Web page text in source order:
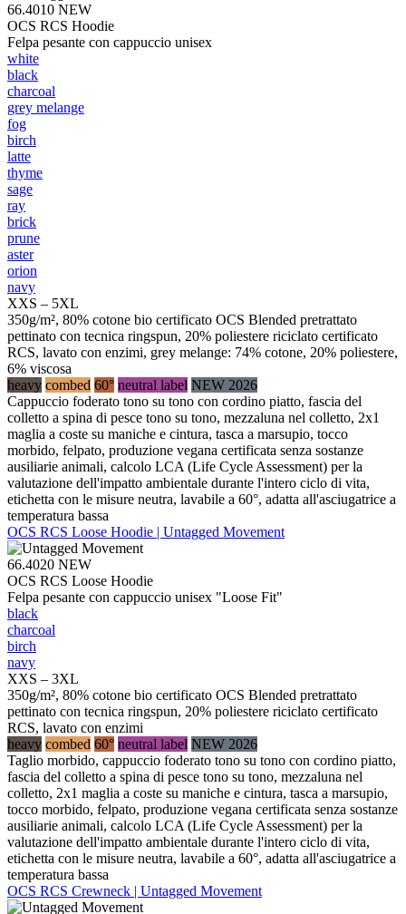
66.4010 NEW
OCS RCS Hoodie
Felpa pesante con cappuccio unisex
white
black
charcoal
grey melange
fog
birch
latte
thyme
sage
ray
brick
prune
aster
orion
navy
XXS – 5XL
350g/m², 80% cotone bio certificato OCS Blended pretrattato
pettinato con tecnica ringspun, 20% poliestere riciclato certificato
RCS, lavato con enzimi, grey melange: 74% cotone, 20% poliestere,
6% viscosa
heavy combed 60° neutral label NEW 2026
Cappuccio foderato tono su tono con cordino piatto, fascia del
colletto a spina di pesce tono su tono, mezzaluna nel colletto, 2x1
maglia a coste su maniche e cintura, tasca a marsupio, tocco
morbido, felpato, produzione vegana certificata senza sostanze
ausiliarie animali, calcolo LCA (Life Cycle Assessment) per la
valutazione dell'impatto ambientale durante l'intero ciclo di vita,
etichetta con le misure neutra, lavabile a 60°, adatta all'asciugatrice a
temperatura bassa
OCS RCS Loose Hoodie | Untagged Movement
66.4020 NEW
OCS RCS Loose Hoodie
Felpa pesante con cappuccio unisex "Loose Fit"
black
charcoal
birch
navy
XXS – 3XL
350g/m², 80% cotone bio certificato OCS Blended pretrattato
pettinato con tecnica ringspun, 20% poliestere riciclato certificato
RCS, lavato con enzimi
heavy combed 60° neutral label NEW 2026
Taglio morbido, cappuccio foderato tono su tono con cordino piatto,
fascia del colletto a spina di pesce tono su tono, mezzaluna nel
colletto, 2x1 maglia a coste su maniche e cintura, tasca a marsupio,
tocco morbido, felpato, produzione vegana certificata senza sostanze
ausiliarie animali, calcolo LCA (Life Cycle Assessment) per la
valutazione dell'impatto ambientale durante l'intero ciclo di vita,
etichetta con le misure neutra, lavabile a 60°, adatta all'asciugatrice a
temperatura bassa
OCS RCS Crewneck | Untagged Movement